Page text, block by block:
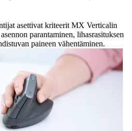
asettivat kriteerit MX Verticalin
parantaminen, lihasrasituksen
paineen vähentäminen.